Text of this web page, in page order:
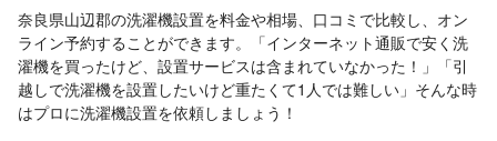
奈良県山辺郡の洗濯機設置を料金や相場、口コミで比較し、オン
ライン予約することができます。「インターネット通販で安く洗
濯機を買ったけど、設置サービスは含まれていなかった！」「引
越しで洗濯機を設置したいけど重たくて1人では難しい」そんな時
はプロに洗濯機設置を依頼しましょう！